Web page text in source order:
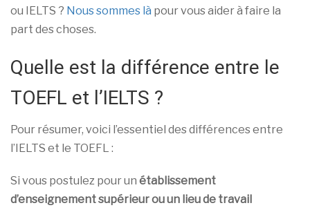
ou IELTS ? Nous sommes là pour vous aider à faire la
part des choses.
Quelle est la différence entre le
TOEFL et l’IELTS ?
Pour résumer, voici l’essentiel des différences entre
l’IELTS et le TOEFL :
Si vous postulez pour un établissement
d’enseignement supérieur ou un lieu de travail